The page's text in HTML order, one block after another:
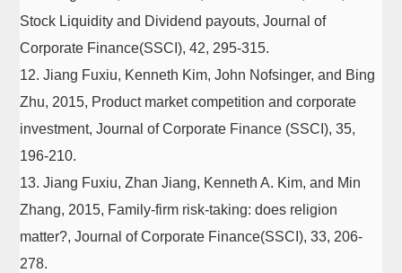
Stock Liquidity and Dividend payouts, Journal of
Corporate Finance(SSCI), 42, 295-315.
12. Jiang Fuxiu, Kenneth Kim, John Nofsinger, and Bing
Zhu, 2015, Product market competition and corporate
investment, Journal of Corporate Finance (SSCI), 35,
196-210.
13. Jiang Fuxiu, Zhan Jiang, Kenneth A. Kim, and Min
Zhang, 2015, Family-firm risk-taking: does religion
matter?, Journal of Corporate Finance(SSCI), 33, 206-
278.